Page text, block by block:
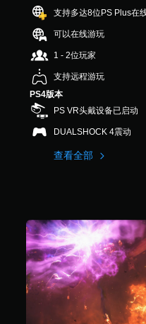
4
0
K
评
价
）
支持多达8位PS Plus在
可以在线游玩
1 - 2位玩家
支持远程游玩
PS4版本
PS VR头戴设备已启动
DUALSHOCK 4震动
查看全部